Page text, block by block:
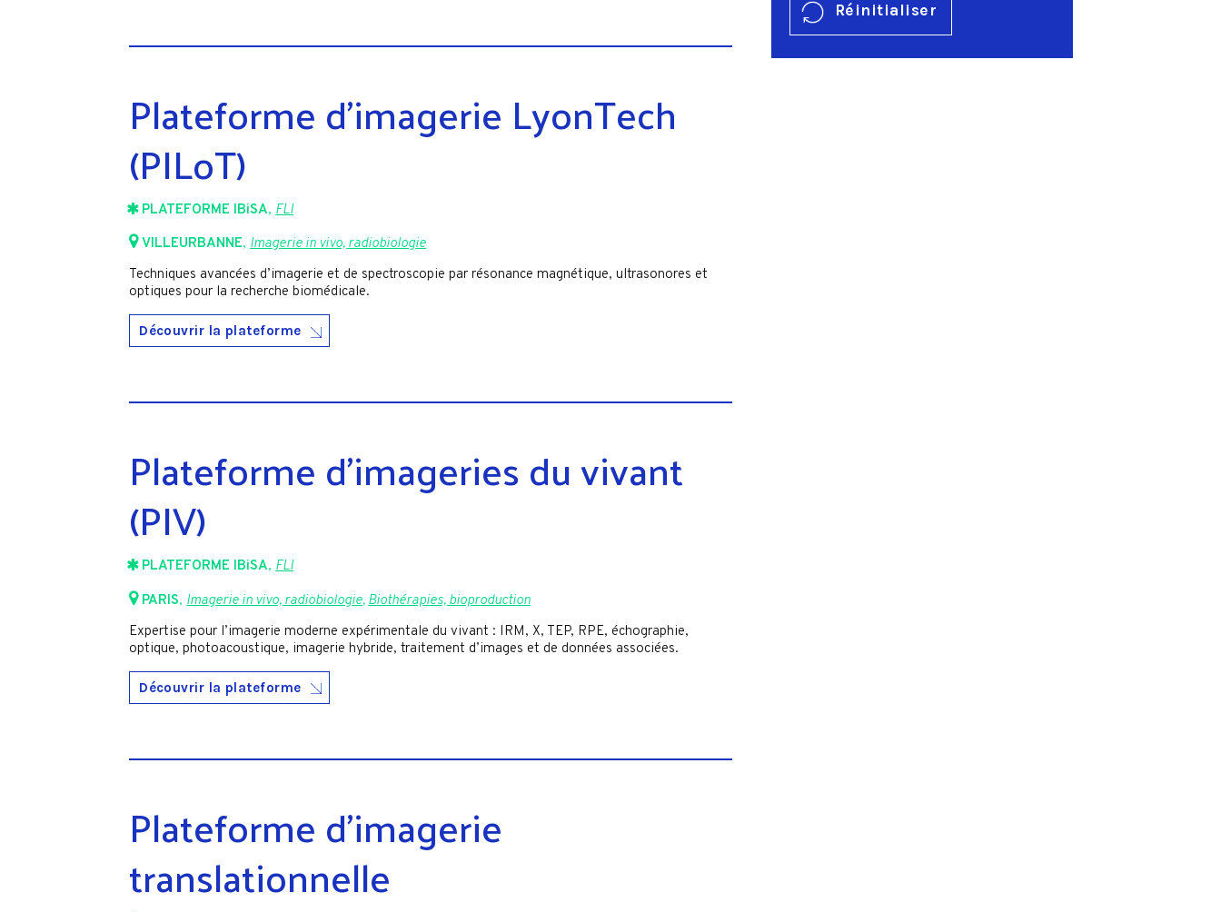
Plateforme d’imagerie LyonTech
(PILoT)
PLATEFORME IBiSA, FLI
VILLEURBANNE,Imagerie in vivo, radiobiologie
Techniques avancées d’imagerie et de spectroscopie par résonance magnétique, ultrasonores et
optiques pour la recherche biomédicale.
Découvrir la plateforme
Plateforme d’imageries du vivant
(PIV)
PLATEFORME IBiSA,FLI
PARIS, Imagerie in vivo, radiobiologie, Biothérapies, bioproduction
Expertise pour l’imagerie moderne expérimentale du vivant : IRM, X, TEP, RPE, échographie,
optique, photoacoustique, imagerie hybride, traitement d’images et de données associées.
Découvrir la plateforme
Plateforme d’imagerie
translationnelle
Réinitialiser